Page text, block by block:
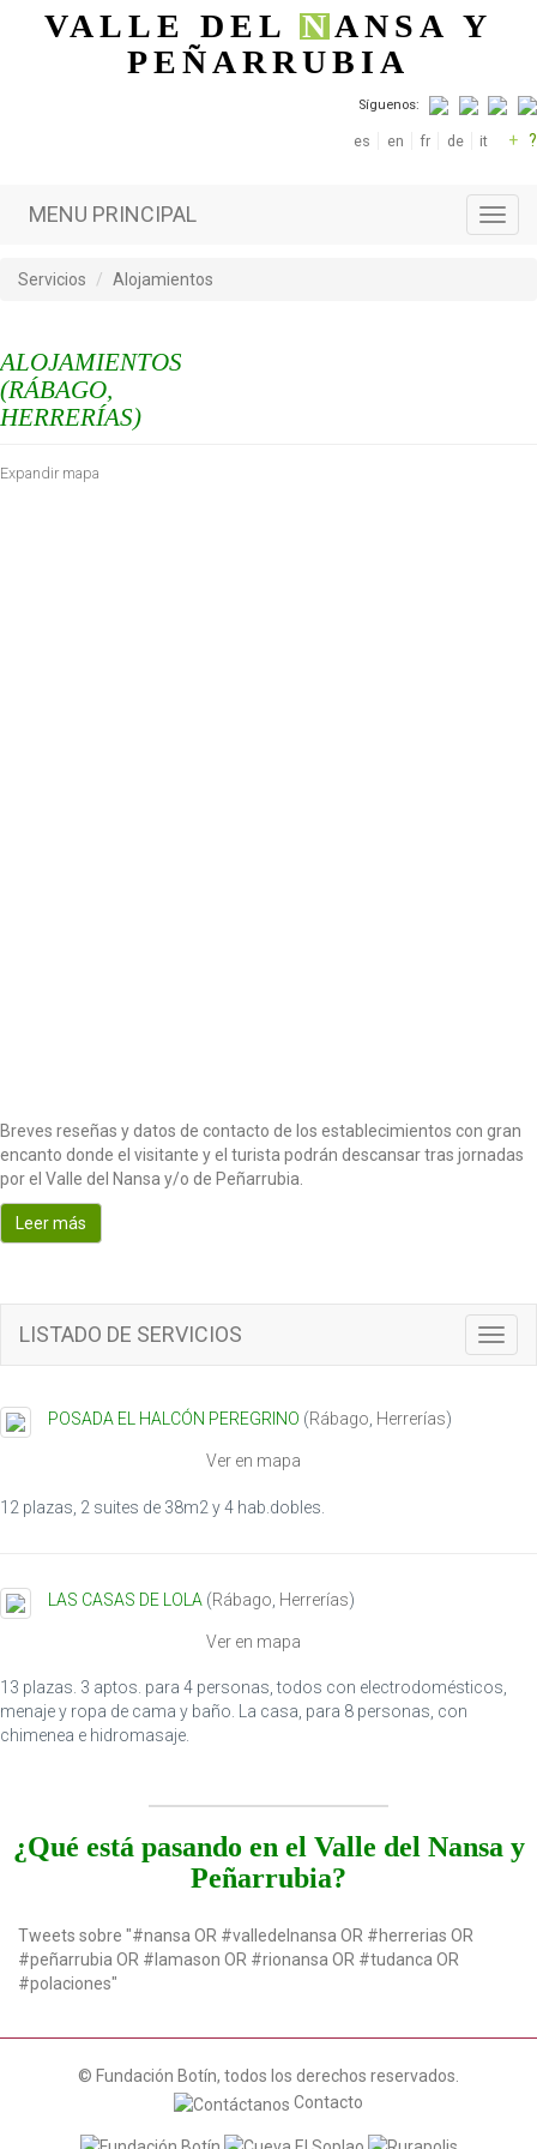
Pasar al contenido principal
VALLE DELNANSA Y
PEÑARRUBIA
Síguenos:
es en fr de it + ?
MENU PRINCIPAL
Servicios Alojamientos
ALOJAMIENTOS
(RÁBAGO,
HERRERÍAS)
Expandir mapa
Breves reseñas y datos de contacto de los establecimientos con gran
encanto donde el visitante y el turista podrán descansar tras jornadas
por el Valle del Nansa y/o de Peñarrubia.
Leer más
LISTADO DE SERVICIOS
POSADA EL HALCÓN PEREGRINO (Rábago Herrerías)
Ver en mapa
12 plazas, 2 suites de 38m2 y 4 hab.dobles.
LAS CASAS DE LOLA (Rábago Herrerías)
Ver en mapa
13 plazas. 3 aptos. para 4 personas, todos con electrodomésticos,
menaje y ropa de cama y baño. La casa, para 8 personas, con
chimenea e hidromasaje.
¿Qué está pasando en el Valle del Nansa y
Peñarrubia?
Tweets sobre "#nansa OR #valledelnansa OR #herrerias OR
#peñarrubia OR #lamason OR #rionansa OR #tudanca OR
#polaciones"
© Fundación Botín, todos los derechos reservados.
Contacto